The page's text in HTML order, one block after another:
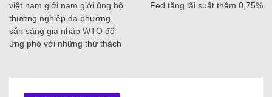
việt nam giới nam giới ủng hộ
thương nghiệp đa phương,
sẵn sàng gia nhập WTO để
ứng phó với những thử thách
Fed tăng lãi suất thêm 0,75%